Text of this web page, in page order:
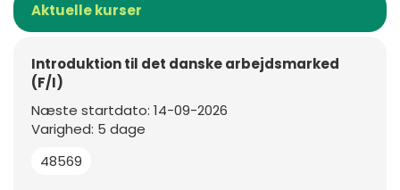
Aktuelle kurser
Introduktion til det danske arbejdsmarked
(F/I)
48569
Næste startdato: 14-09-2026
Varighed: 5 dage